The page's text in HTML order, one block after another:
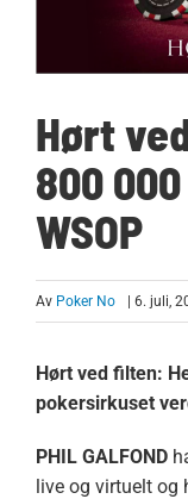
Hørt
800
WSOP
Av Poker No | 6. juli,
Hørt ved filten:
pokersirkuset
PHIL GALFOND
live og virtuelt og